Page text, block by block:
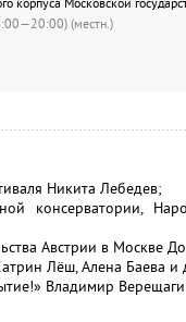
корпуса Московской
(местн.)
Никита Лебедев;
консерватории,
Австрии в Москве
Лёш, Алена Баева и
Владимир